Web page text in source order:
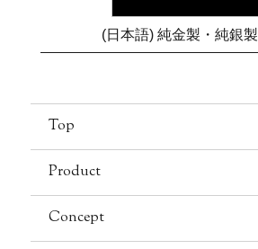
(日本語) 純金製・純銀
Top
Product
Concept